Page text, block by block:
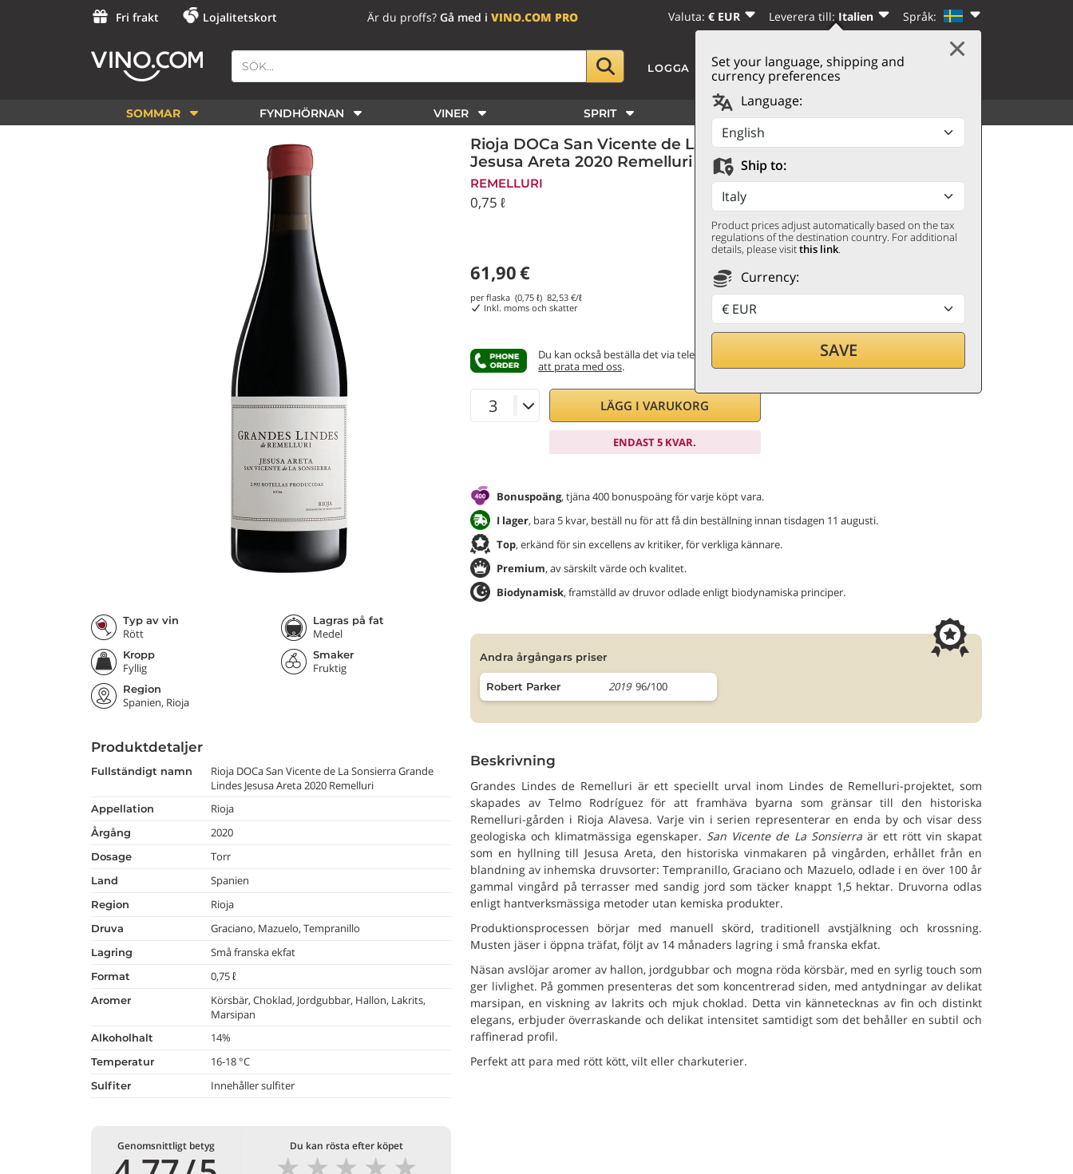
Fri frakt Lojalitetskort Är du proffs? Gå med i VINO.COM PRO Valuta: € EUR Leverera till: Italien Språk:
Set your language, shipping and
currency preferences
Language:
Ship to:
Product prices adjust automatically based on the tax
regulations of the destination country. For additional
details, please visitthis link.
Currency:
SAVE
LOGGA IN | REGISTRERA DIG VARUKORG
SOMMAR FYNDHÖRNAN VINER SPRIT UPPTÄCK
Typ av vin
Rött
Lagras på fat
Medel
Kropp
Fyllig
Smaker
Fruktig
Region
Spanien, Rioja
Produktdetaljer
fullständigt namn
Rioja DOCa San Vicente de La Sonsierra Grande
Lindes Jesusa Areta 2020 Remelluri
appellation Rioja
årgång 2020
dosage Torr
land Spanien
region Rioja
druva Graciano, Mazuelo, Tempranillo
lagring Små franska ekfat
format 0,75 ℓ
aromer
Körsbär, Choklad, Jordgubbar, Hallon, Lakrits,
Marsipan
alkoholhalt 14%
temperatur 16-18 °C
Sulfiter Innehåller sulfiter
Genomsnittligt betyg Du kan rösta efter köpet
★
★
★
★
★
Rioja DOCa San Vicente de La Sonsierra Grande Lindes
Jesusa Areta 2020 Remelluri
REMELLURI
0,75 ℓ
61,90€
per flaska (0,75 ℓ) 82,53 €/ℓ
Inkl. moms och skatter
Du kan också beställa det via telefon
att prata med oss.
LÄGG I VARUKORG
ENDAST 5 KVAR.
Bonuspoäng, tjäna 400 bonuspoäng för varje köpt vara.
I lager, bara 5 kvar, beställ nu för att få din beställning innan tisdagen 11 augusti.
Top, erkänd för sin excellens av kritiker, för verkliga kännare.
Premium, av särskilt värde och kvalitet.
Biodynamisk, framställd av druvor odlade enligt biodynamiska principer.
andra årgångars priser
Robert Parker 2019 96/100
Beskrivning
Grandes Lindes de Remelluri är ett speciellt urval inom Lindes de Remelluri-projektet, som
skapades av Telmo Rodríguez för att framhäva byarna som gränsar till den historiska
Remelluri-gården i Rioja Alavesa. Varje vin i serien representerar en enda by och visar dess
geologiska och klimatmässiga egenskaper. San Vicente de La Sonsierraär ett rött vin skapat
som en hyllning till Jesusa Areta, den historiska vinmakaren på vingården, erhållet från en
blandning av inhemska druvsorter: Tempranillo, Graciano och Mazuelo, odlade i en över 100 år
gammal vingård på terrasser med sandig jord som täcker knappt 1,5 hektar. Druvorna odlas
enligt hantverksmässiga metoder utan kemiska produkter.
Produktionsprocessen börjar med manuell skörd, traditionell avstjälkning och krossning.
Musten jäser i öppna träfat, följt av 14 månaders lagring i små franska ekfat.
Näsan avslöjar aromer av hallon, jordgubbar och mogna röda körsbär, med en syrlig touch som
ger livlighet. På gommen presenteras det som koncentrerad siden, med antydningar av delikat
marsipan, en viskning av lakrits och mjuk choklad. Detta vin kännetecknas av fin och distinkt
elegans, erbjuder överraskande och delikat intensitet samtidigt som det behåller en subtil och
raffinerad profil.
Perfekt att para med rött kött, vilt eller charkuterier.